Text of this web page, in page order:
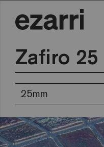
Zafiro 25
25mm